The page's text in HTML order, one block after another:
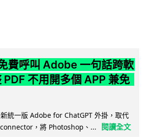
費呼叫 Adobe 一句話跨軟
PDF 不用開多個 APP 兼免
統一版 Adobe for ChatGPT 外掛，取代
，將 Photoshop、...
閱讀全文